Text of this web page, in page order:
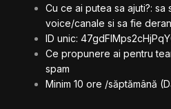
Cu ce ai putea sa ajuti?:
voice/canale si sa fie
ID unic:
Ce propunere ai pentru
spam
Minim 10 ore /săptămână